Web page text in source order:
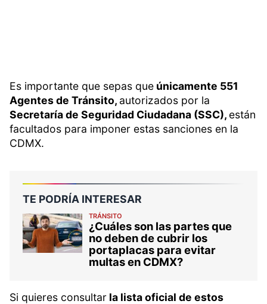
Es importante que sepas que únicamente 551
Agentes de Tránsito, autorizados por la
Secretaría de Seguridad Ciudadana (SSC), están
facultados para imponer estas sanciones en la
CDMX.
TE PODRÍA INTERESAR
TRÁNSITO
¿Cuáles son las partes que
no deben de cubrir los
portaplacas para evitar
multas en CDMX?
Si quieres consultar la lista oficial de estos